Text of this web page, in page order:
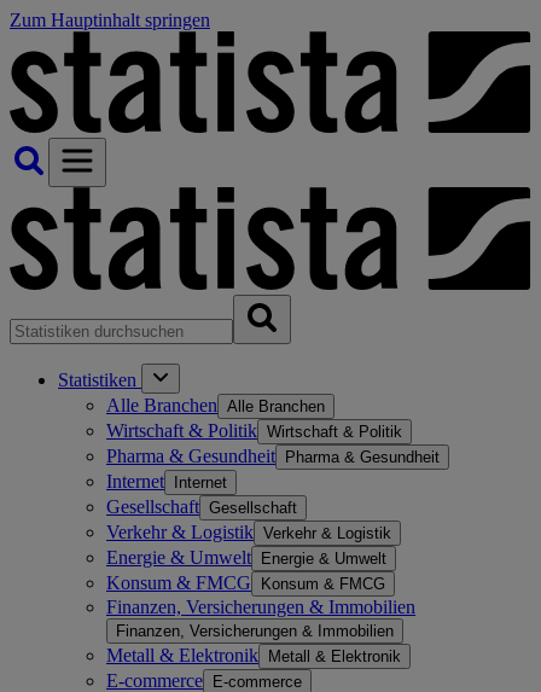
Zum Hauptinhalt springen
Statistiken
Alle Branchen Alle Branchen
Wirtschaft & Politik Wirtschaft & Politik
Pharma & Gesundheit Pharma & Gesundheit
Internet Internet
Gesellschaft Gesellschaft
Verkehr & Logistik Verkehr & Logistik
Energie & Umwelt Energie & Umwelt
Konsum & FMCG Konsum & FMCG
Finanzen, Versicherungen & Immobilien
Finanzen, Versicherungen & Immobilien
Metall & Elektronik Metall & Elektronik
E-commerce E-commerce